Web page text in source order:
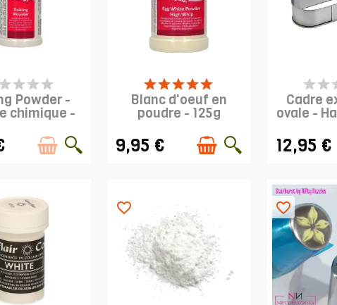
DE STOCK
Powder -
chimique -
PRODUIT EN STOCK
Blanc d'oeuf en
poudre - 125g
9,95 €
Cadre
ovale -
12,95 €
favorite_border favorite_border